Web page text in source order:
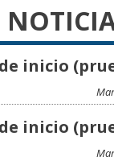
inicio
inicio